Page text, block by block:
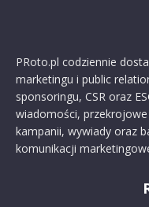
PRoto.pl codziennie
marketingu i public
sponsoringu, CSR oraz
wiadomości, przekrojowe
kampanii, wywiady oraz
komunikacji